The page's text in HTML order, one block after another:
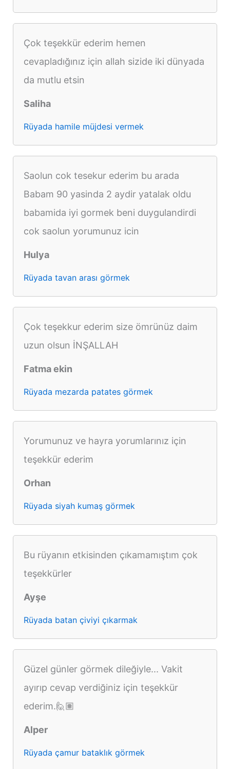
Çok teşekkür ederim hemen
cevapladığınız için allah sizide iki dünyada
da mutlu etsin
Saliha
Rüyada hamile müjdesi vermek
Saolun cok tesekur ederim bu arada
Babam 90 yasinda 2 aydir yatalak oldu
babamida iyi gormek beni duygulandirdi
cok saolun yorumunuz icin
Hulya
Rüyada tavan arası görmek
Çok teşekkur ederim size ömrünüz daim
uzun olsun İNŞALLAH
Fatma ekin
Rüyada mezarda patates görmek
Yorumunuz ve hayra yorumlarınız için
teşekkür ederim
Orhan
Rüyada siyah kumaş görmek
Bu rüyanın etkisinden çıkamamıştım çok
teşekkürler
Ayşe
Rüyada batan çiviyi çıkarmak
Güzel günler görmek dileğiyle... Vakit
ayırıp cevap verdiğiniz için teşekkür
ederim.🙋🏽
Alper
Rüyada çamur bataklık görmek